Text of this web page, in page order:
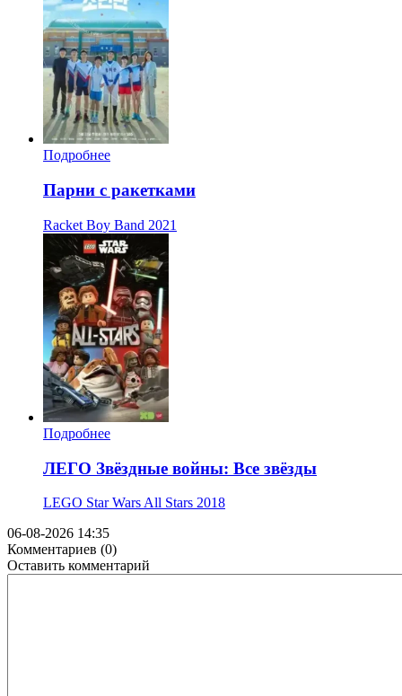
Подробнее
Парни с ракетками
Racket Boy Band 2021
Подробнее
ЛЕГО Звёздные войны: Все звёзды
LEGO Star Wars All Stars 2018
06-08-2026 14:35
Комментариев (0)
Оставить комментарий